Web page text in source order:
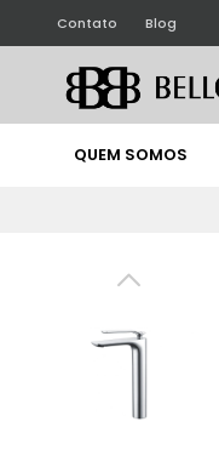
Contato Blog
QUEM SOMOS